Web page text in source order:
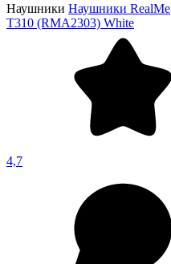
Наушники Наушники RealMe
T310 (RMA2303) White
4,7